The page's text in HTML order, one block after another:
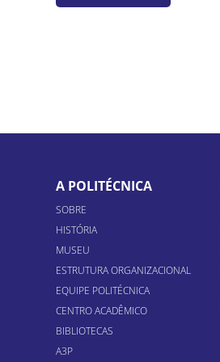
A POLITÉCNICA
SOBRE
HISTÓRIA
MUSEU
ESTRUTURA ORGANIZACIONAL
EQUIPE POLITÉCNICA
CENTRO ACADÊMICO
BIBLIOTECAS
A3P